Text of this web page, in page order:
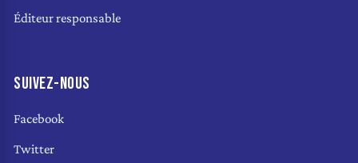
Éditeur responsable
SUIVEZ-NOUS
Facebook
Twitter